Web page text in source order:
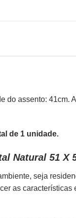
do assento:
de 1 unidade.
Natural 51 X
seja
as